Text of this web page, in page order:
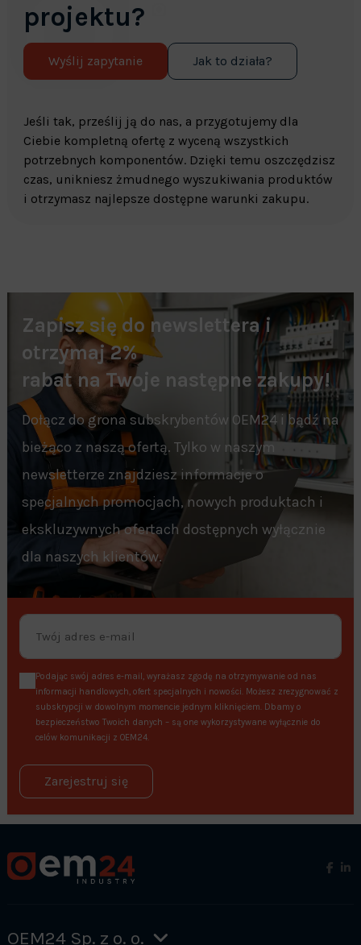
projektu?
Wyślij zapytanie Jak to działa?
Jeśli tak, prześlij ją do nas, a przygotujemy dla
Ciebie kompletną ofertę z wyceną wszystkich
potrzebnych komponentów. Dzięki temu oszczędzisz
czas, unikniesz żmudnego wyszukiwania produktów
i otrzymasz najlepsze dostępne warunki zakupu.
Zapisz się do newslettera i
otrzymaj 2%
rabat na Twoje następne zakupy!
Dołącz do grona subskrybentów OEM24 i bądź na
bieżąco z naszą ofertą. Tylko w naszym
newsletterze znajdziesz informacje o
specjalnych promocjach, nowych produktach i
ekskluzywnych ofertach dostępnych wyłącznie
dla naszych klientów.
Podając swój adres e-mail, wyrażasz zgodę na otrzymywanie od nas
informacji handlowych, ofert specjalnych i nowości. Możesz zrezygnować z
subskrypcji w dowolnym momencie jednym kliknięciem. Dbamy o
bezpieczeństwo Twoich danych – są one wykorzystywane wyłącznie do
celów komunikacji z OEM24.
Zarejestruj się
OEM24 Sp. z o. o.